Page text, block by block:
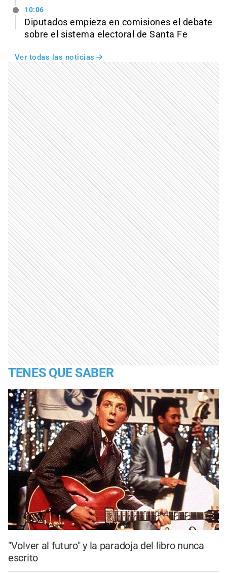
10:06
Diputados empieza en comisiones el debate
sobre el sistema electoral de Santa Fe
Ver todas las noticias
TENES QUE SABER
"Volver al futuro" y la paradoja del libro nunca
escrito